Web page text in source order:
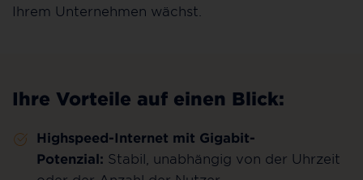
Ihrem Unternehmen wächst.
Ihre Vorteile auf einen Blick:
Highspeed-Internet mit Gigabit-
Potenzial: Stabil, unabhängig von der Uhrzeit